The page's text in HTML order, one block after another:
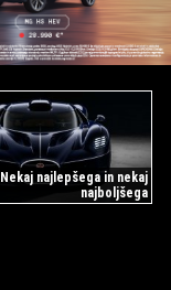
Nekaj najlepšega in nekaj
najboljšega